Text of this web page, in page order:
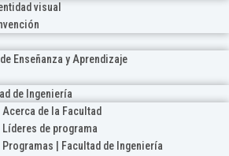
visual
Enseñanza y Aprendizaje
de Ingeniería
Acerca de la Facultad
Líderes de programa
Programas | Facultad de Ingeniería